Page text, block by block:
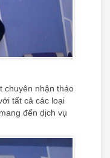
chuyên nhận tháo
tất cả các loại
đến dịch vụ
tối ưu những chi
luôn cảm thấy